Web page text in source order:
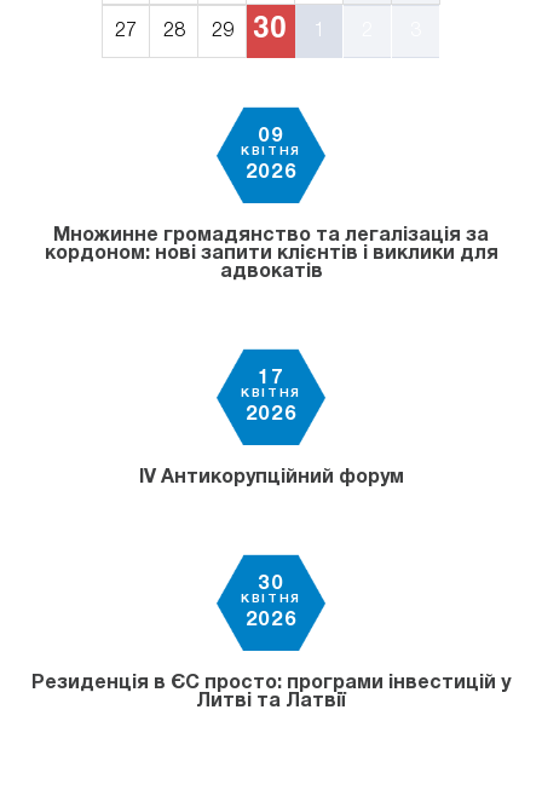
27 28 29 30
09
КВІТНЯ
2026
Множинне громадянство та легалізація за
кордоном: нові запити клієнтів і виклики для
адвокатів
17
КВІТНЯ
2026
IV Антикорупційний форум
30
КВІТНЯ
2026
Резиденція в ЄС просто: програми інвестицій у
Литві та Латвії